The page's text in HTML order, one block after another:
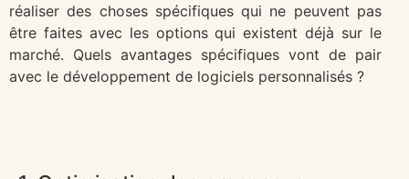
réaliser des choses spécifiques qui ne peuvent pas
être faites avec les options qui existent déjà sur le
marché. Quels avantages spécifiques vont de pair
avec le développement de logiciels personnalisés ?